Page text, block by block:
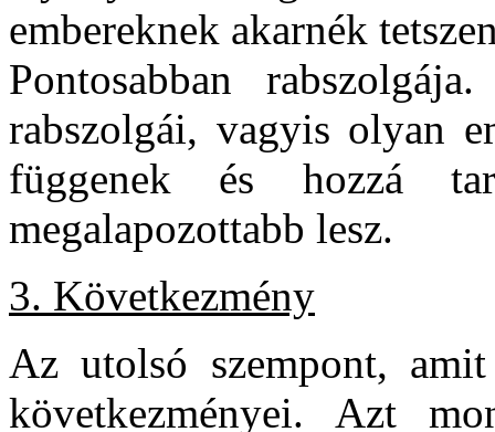
embereknek akarnék
Pontosabban
rabszolgái, vagyis olyan
függenek és hozzá
megalapozottabb lesz.
3. Következmény
Az utolsó szempont,
következményei. Azt